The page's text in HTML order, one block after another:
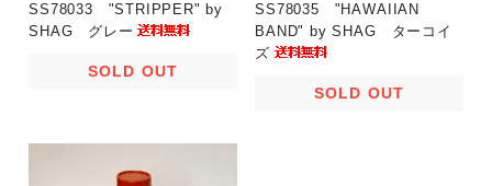
SS78033 "STRIPPER" by
SHAG グレー
SOLD OUT
SS78035 "HAWAIIAN
BAND" by SHAG ターコイ
ズ
SOLD OUT